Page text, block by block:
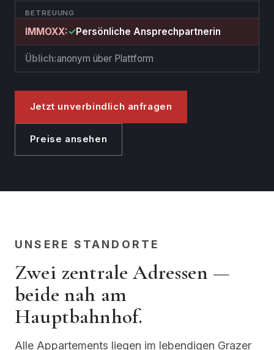
BETREUUNG
✓Persönliche Ansprechpartnerin
anonym über Plattform
Jetzt unverbindlich anfragen
Preise ansehen
UNSERE STANDORTE
Zwei zentrale Adressen —
beide nah am
Hauptbahnhof.
Alle Appartements liegen im lebendigen Grazer